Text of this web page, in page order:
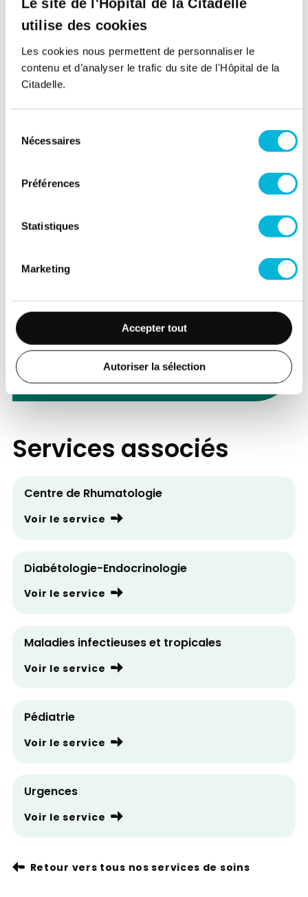
utilise des cookies
Les cookies nous permettent de personnaliser le
contenu et d’analyser le trafic du site de l'Hôpital de la
Citadelle.
Nécessaires
Préférences
Statistiques
Marketing
Accepter tout
Autoriser la sélection
Glaucome
Maladies de la cornée
Occlusion veineuse et artérielle
ulcère
Pathologie neuro-visuelle de l’enfant et
Pathologies traumatiques de l’œil et
Rétinopathie diabétique
Troubles de la réfraction (myopie,
hypermétropie, astigmatisme,
presbytie)
Trou maculaire et membrane
épirétinienne, syndrome de traction
vitréo-maculaire
Services associés
Centre de Rhumatologie
Voir le service
Diabétologie-Endocrinologie
Voir le service
Maladies infectieuses et tropicales
Voir le service
Pédiatrie
Voir le service
Urgences
Voir le service
Retour vers tous nos services de soins